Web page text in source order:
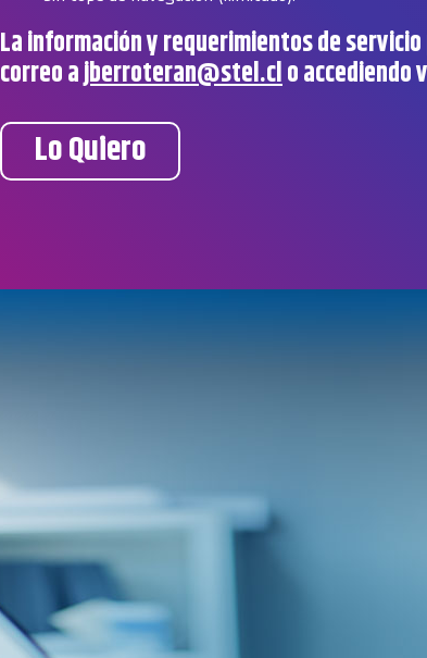
La información y requerimientos de
correo ajberroteran@stel.clo accediendo
Lo Quiero